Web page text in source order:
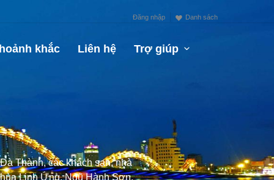
Đăng nhập Danh sách
khắc Liên hệ Trợ giúp
Thành, các khách sạn, nhà
Linh Ứng, Ngũ Hành Sơn,